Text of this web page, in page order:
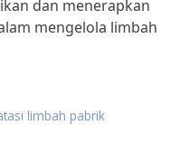
dan menerapkan
mengelola limbah
limbah pabrik